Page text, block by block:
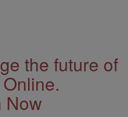
the future of
Now